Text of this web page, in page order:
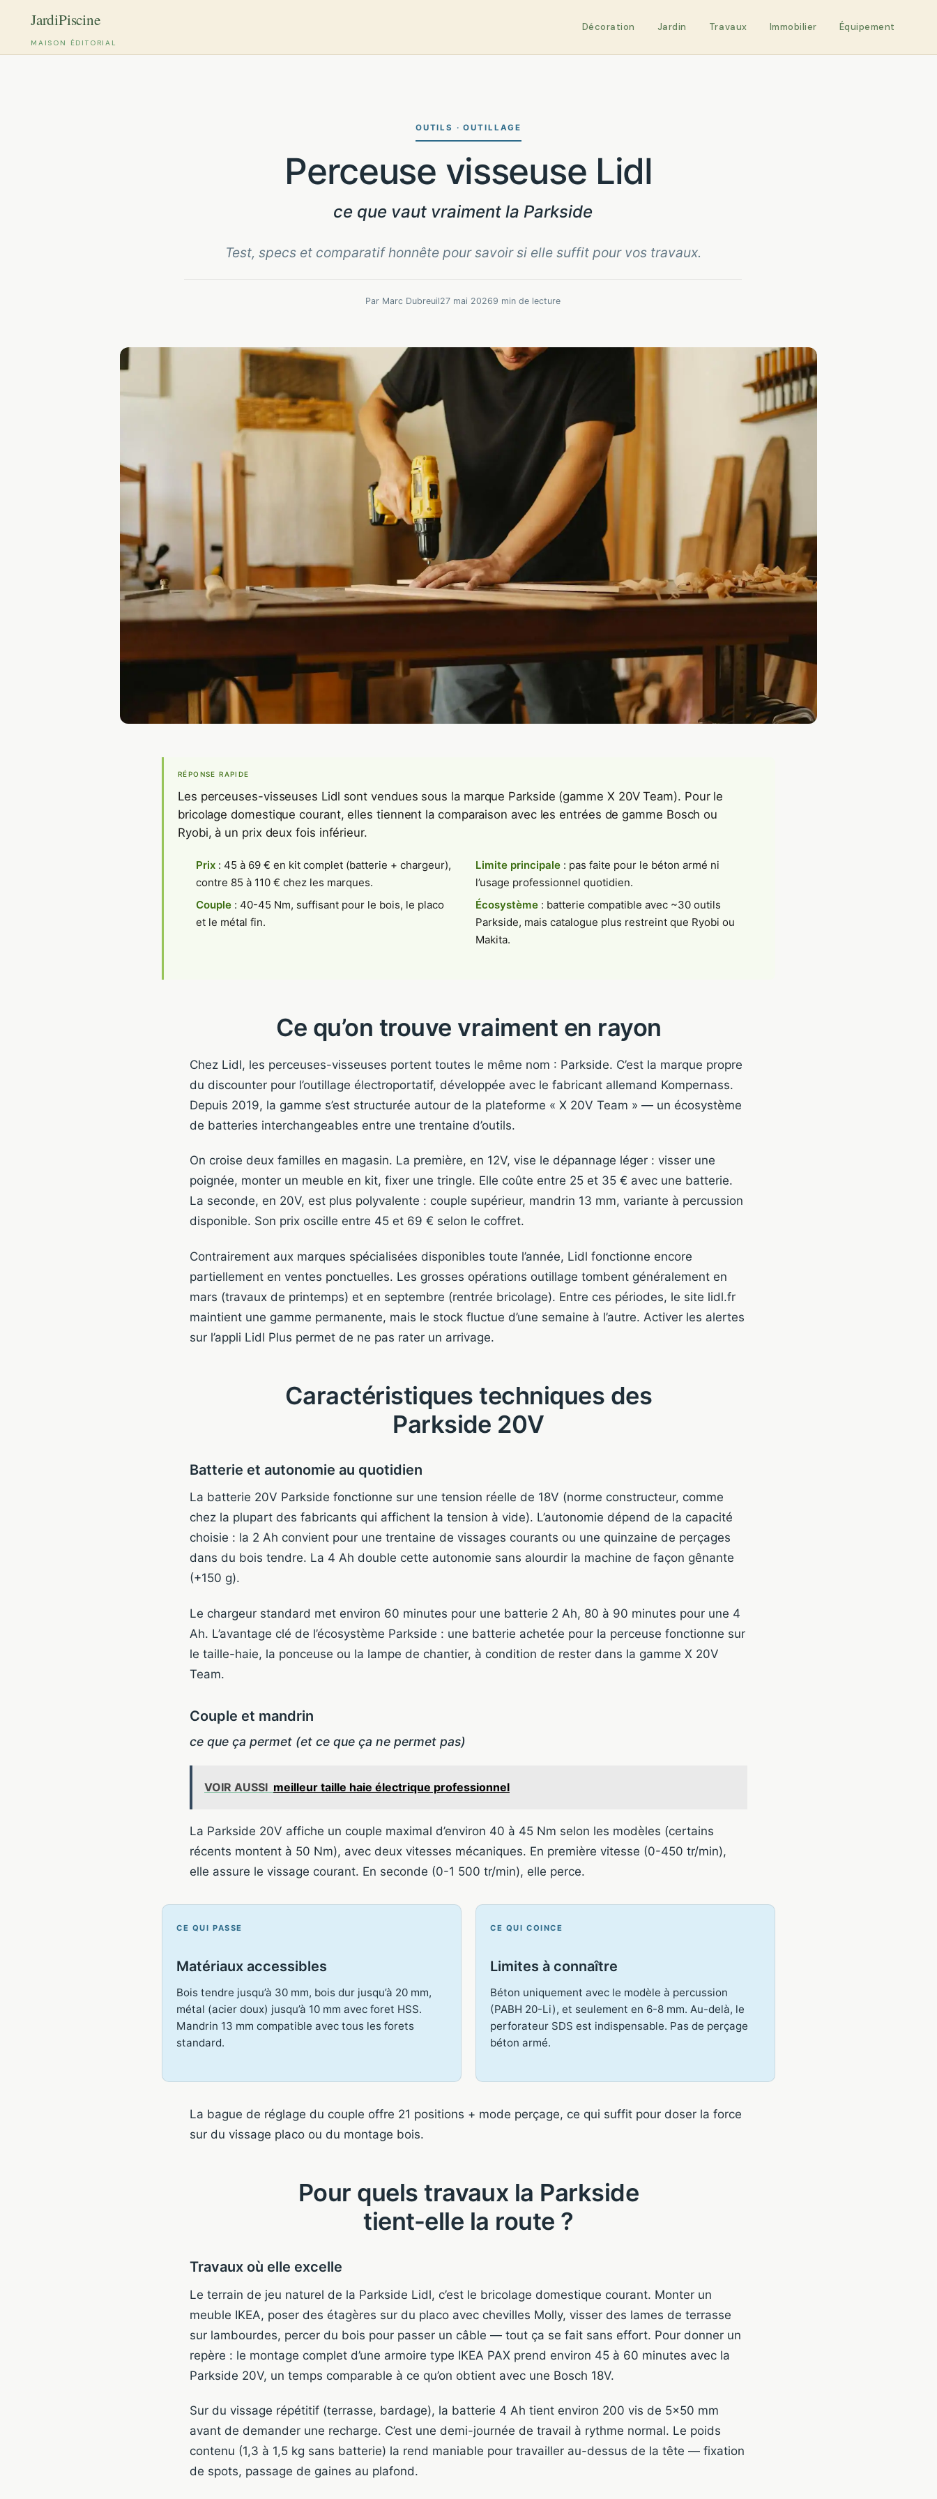
MAISON ÉDITORIAL
Décoration Jardin Travaux Immobilier Équipement
OUTILS · OUTILLAGE
Perceuse visseuse Lidl
ce que vaut vraiment la Parkside
Test, specs et comparatif honnête pour savoir si elle suffit pour vos travaux.
Par Marc Dubreuil27 mai 20269 min de lecture
RÉPONSE RAPIDE
Les perceuses-visseuses Lidl sont vendues sous la marque Parkside (gamme X 20V Team). Pour le
bricolage domestique courant, elles tiennent la comparaison avec les entrées de gamme Bosch ou
Ryobi, à un prix deux fois inférieur.
Prix: 45 à 69 € en kit complet (batterie + chargeur),
contre 85 à 110 € chez les marques.
Couple: 40-45 Nm, suffisant pour le bois, le placo
et le métal fin.
Limite principale: pas faite pour le béton armé ni
l’usage professionnel quotidien.
Écosystème: batterie compatible avec ~30 outils
Parkside, mais catalogue plus restreint que Ryobi ou
Makita.
Ce qu’on trouve vraiment en rayon
Chez Lidl, les perceuses-visseuses portent toutes le même nom : Parkside. C’est la marque propre
du discounter pour l’outillage électroportatif, développée avec le fabricant allemand Kompernass.
Depuis 2019, la gamme s’est structurée autour de la plateforme « X 20V Team » — un écosystème
de batteries interchangeables entre une trentaine d’outils.
On croise deux familles en magasin. La première, en 12V, vise le dépannage léger : visser une
poignée, monter un meuble en kit, fixer une tringle. Elle coûte entre 25 et 35 € avec une batterie.
La seconde, en 20V, est plus polyvalente : couple supérieur, mandrin 13 mm, variante à percussion
disponible. Son prix oscille entre 45 et 69 € selon le coffret.
Contrairement aux marques spécialisées disponibles toute l’année, Lidl fonctionne encore
partiellement en ventes ponctuelles. Les grosses opérations outillage tombent généralement en
mars (travaux de printemps) et en septembre (rentrée bricolage). Entre ces périodes, le site lidl.fr
maintient une gamme permanente, mais le stock fluctue d’une semaine à l’autre. Activer les alertes
sur l’appli Lidl Plus permet de ne pas rater un arrivage.
Caractéristiques techniques des
Parkside 20V
Batterie et autonomie au quotidien
La batterie 20V Parkside fonctionne sur une tension réelle de 18V (norme constructeur, comme
chez la plupart des fabricants qui affichent la tension à vide). L’autonomie dépend de la capacité
choisie : la 2 Ah convient pour une trentaine de vissages courants ou une quinzaine de perçages
dans du bois tendre. La 4 Ah double cette autonomie sans alourdir la machine de façon gênante
(+150 g).
Le chargeur standard met environ 60 minutes pour une batterie 2 Ah, 80 à 90 minutes pour une 4
Ah. L’avantage clé de l’écosystème Parkside : une batterie achetée pour la perceuse fonctionne sur
le taille-haie, la ponceuse ou la lampe de chantier, à condition de rester dans la gamme X 20V
Team.
Couple et mandrin
ce que ça permet (et ce que ça ne permet pas)
VOIR AUSSI meilleur taille haie électrique professionnel
La Parkside 20V affiche un couple maximal d’environ 40 à 45 Nm selon les modèles (certains
récents montent à 50 Nm), avec deux vitesses mécaniques. En première vitesse (0-450 tr/min),
elle assure le vissage courant. En seconde (0-1 500 tr/min), elle perce.
CE QUI PASSE
Matériaux accessibles
Bois tendre jusqu’à 30 mm, bois dur jusqu’à 20 mm,
métal (acier doux) jusqu’à 10 mm avec foret HSS.
Mandrin 13 mm compatible avec tous les forets
standard.
CE QUI COINCE
Limites à connaître
Béton uniquement avec le modèle à percussion
(PABH 20-Li), et seulement en 6-8 mm. Au-delà, le
perforateur SDS est indispensable. Pas de perçage
béton armé.
La bague de réglage du couple offre 21 positions + mode perçage, ce qui suffit pour doser la force
sur du vissage placo ou du montage bois.
Pour quels travaux la Parkside
tient-elle la route ?
Travaux où elle excelle
Le terrain de jeu naturel de la Parkside Lidl, c’est le bricolage domestique courant. Monter un
meuble IKEA, poser des étagères sur du placo avec chevilles Molly, visser des lames de terrasse
sur lambourdes, percer du bois pour passer un câble — tout ça se fait sans effort. Pour donner un
repère : le montage complet d’une armoire type IKEA PAX prend environ 45 à 60 minutes avec la
Parkside 20V, un temps comparable à ce qu’on obtient avec une Bosch 18V.
Sur du vissage répétitif (terrasse, bardage), la batterie 4 Ah tient environ 200 vis de 5×50 mm
avant de demander une recharge. C’est une demi-journée de travail à rythme normal. Le poids
contenu (1,3 à 1,5 kg sans batterie) la rend maniable pour travailler au-dessus de la tête — fixation
de spots, passage de gaines au plafond.